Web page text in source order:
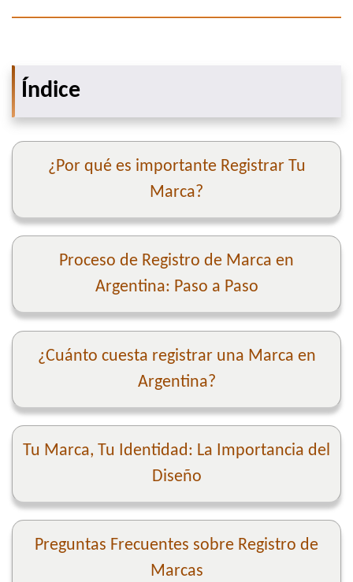
Índice
¿Por qué es importante Registrar Tu
Marca?
Proceso de Registro de Marca en
Argentina: Paso a Paso
¿Cuánto cuesta registrar una Marca en
Argentina?
Tu Marca, Tu Identidad: La Importancia del
Diseño
Preguntas Frecuentes sobre Registro de
Marcas